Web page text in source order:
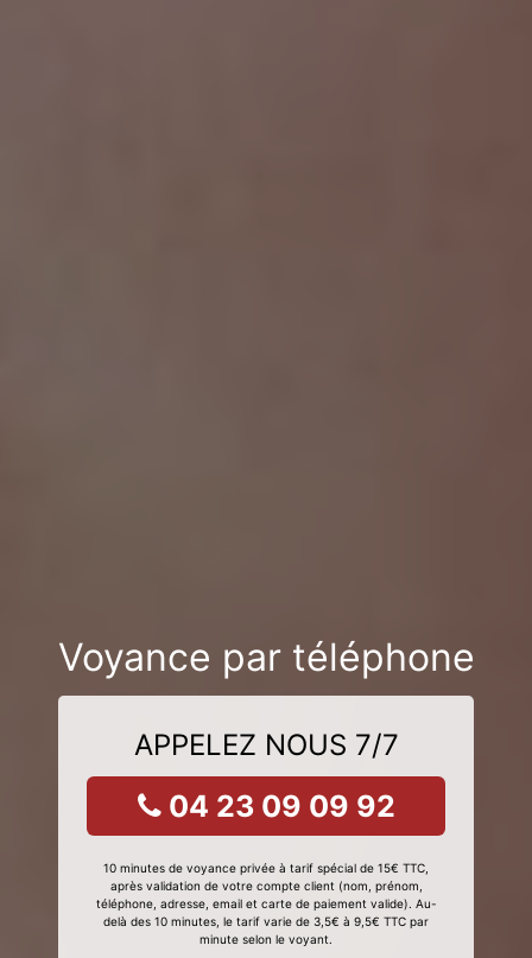
Voyance par téléphone
APPELEZ NOUS 7/7
04 23 09 09 92
10 minutes de voyance privée à tarif spécial de 15€ TTC,
après validation de votre compte client (nom, prénom,
téléphone, adresse, email et carte de paiement valide). Au-
delà des 10 minutes, le tarif varie de 3,5€ à 9,5€ TTC par
minute selon le voyant.